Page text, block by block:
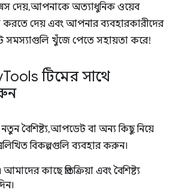
দেয়, আপনাকে অত্যাধুনিক ওয়েব
করতে দেয় এবং আপনার ব্যবহারকারীদের
খুঁজে পেতে সহায়তা করে!
Tools টিমের সাথে
বৈশিষ্ট্য, আপডেট বা অন্য কিছু নিয়ে
বিকল্পগুলি ব্যবহার করুন।
কাছে প্রতিক্রিয়া এবং বৈশিষ্ট্য